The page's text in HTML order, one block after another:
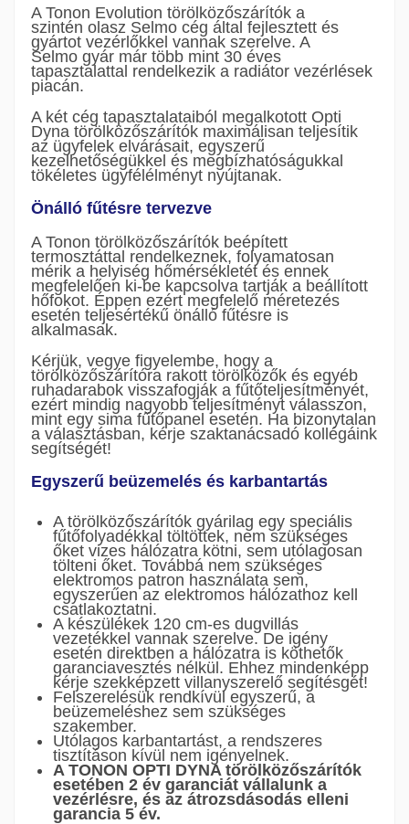
A Tonon Evolution törölközőszárítók a
szintén olasz Selmo cég által fejlesztett és
gyártot vezérlőkkel vannak szerelve. A
Selmo gyár már több mint 30 éves
tapasztalattal rendelkezik a radiátor vezérlések
piacán.
A két cég tapasztalataiból megalkotott Opti
Dyna törölközőszárítók maximálisan teljesítik
az ügyfelek elvárásait, egyszerű
kezelhetőségükkel és megbízhatóságukkal
tökéletes ügyfélélményt nyújtanak.
Önálló fűtésre tervezve
A Tonon törölközőszárítók beépített
termosztáttal rendelkeznek, folyamatosan
mérik a helyiség hőmérsékletét és ennek
megfelelően ki-be kapcsolva tartják a beállított
hőfokot. Éppen ezért megfelelő méretezés
esetén teljesértékű önálló fűtésre is
alkalmasak.
Kérjük, vegye figyelembe, hogy a
törölközőszárítóra rakott törölközők és egyéb
ruhadarabok visszafogják a fűtőteljesítményét,
ezért mindig nagyobb teljesítményt válasszon,
mint egy sima fűtőpanel esetén. Ha bizonytalan
a választásban, kérje szaktanácsadó kollégáink
segítségét!
Egyszerű beüzemelés és karbantartás
A törölközőszárítók gyárilag egy speciális
fűtőfolyadékkal töltöttek, nem szükséges
őket vizes hálózatra kötni, sem utólagosan
tölteni őket. Továbbá nem szükséges
elektromos patron használata sem,
egyszerűen az elektromos hálózathoz kell
csatlakoztatni.
A készülékek 120 cm-es dugvillás
vezetékkel vannak szerelve. De igény
esetén direktben a hálózatra is köthetők
garanciavesztés nélkül. Ehhez mindenképp
kérje szekképzett villanyszerelő segítésgét!
Felszerelésük rendkívül egyszerű, a
beüzemeléshez sem szükséges
szakember.
Utólagos karbantartást, a rendszeres
tisztításon kívül nem igényelnek.
A TONON OPTI DYNA törölközőszárítók
esetében 2 év garanciát vállalunk a
vezérlésre, és az átrozsdásodás elleni
garancia 5 év.